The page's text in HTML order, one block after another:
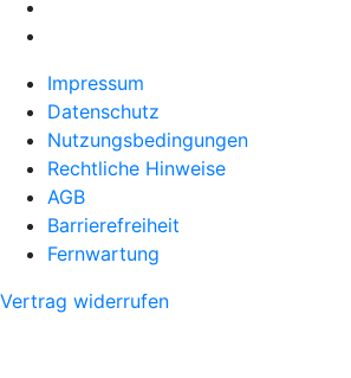
Impressum
Datenschutz
Nutzungsbedingungen
Rechtliche Hinweise
AGB
Barrierefreiheit
Fernwartung
Vertrag widerrufen